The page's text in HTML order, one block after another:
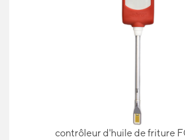
contrôleur d'huile de friture